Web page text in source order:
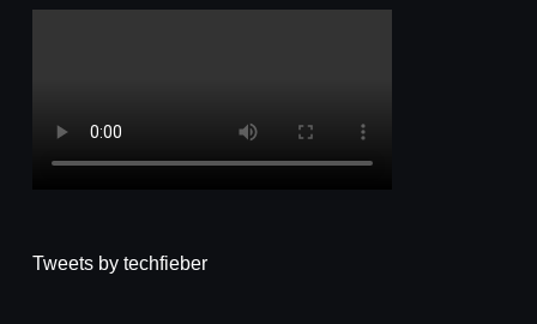
Tweets by techfieber